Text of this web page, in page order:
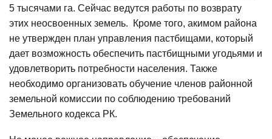
5 тысячами га. Сейчас ведутся работы по возврату
этих неосвоенных земель. Кроме того, акимом района
не утвержден план управления пастбищами, который
дает возможность обеспечить пастбищными угодьями и
удовлетворить потребности населения. Также
необходимо организовать обучение членов районной
земельной комиссии по соблюдению требований
Земельного кодекса РК.